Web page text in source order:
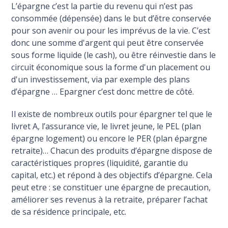
L’épargne c’est la partie du revenu qui n’est pas
consommée (dépensée) dans le but d’être conservée
pour son avenir ou pour les imprévus de la vie. C’est
donc une somme d'argent qui peut être conservée
sous forme liquide (le cash), ou être réinvestie dans le
circuit économique sous la forme d'un placement ou
d'un investissement, via par exemple des plans
d’épargne … Epargner c’est donc mettre de côté.
Il existe de nombreux outils pour épargner tel que le
livret A, l’assurance vie, le livret jeune, le PEL (plan
épargne logement) ou encore le PER (plan épargne
retraite)… Chacun des produits d’épargne dispose de
caractéristiques propres (liquidité, garantie du
capital, etc.) et répond à des objectifs d’épargne. Cela
peut etre : se constituer une épargne de precaution,
améliorer ses revenus à la retraite, préparer l’achat
de sa résidence principale, etc.